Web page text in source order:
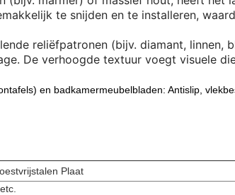
te snijden en te installeren,
reliëfpatronen (bijv. diamant, linnen,
De verhoogde textuur voegt visuele
en badkamermeubelbladen: Antislip,
Plaat